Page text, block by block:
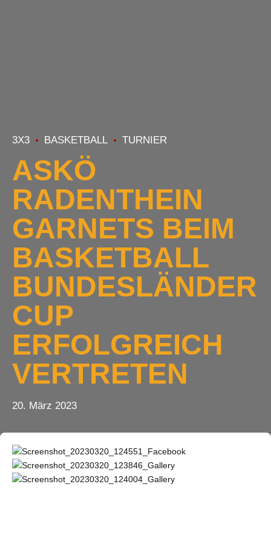
3X3 BASKETBALL TURNIER
ASKÖ
RADENTHEIN
GARNETS BEIM
BASKETBALL
BUNDESLÄNDER
CUP
ERFOLGREICH
VERTRETEN
20. März 2023